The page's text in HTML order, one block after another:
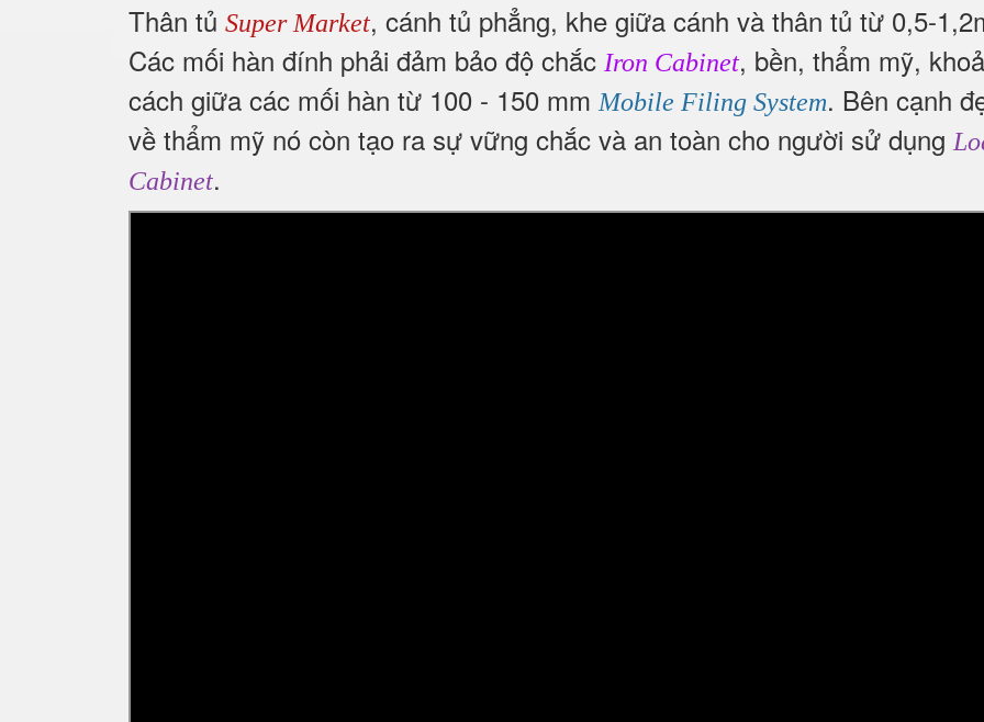
Thân tủ Super Market, cánh tủ phẳng, khe giữa cánh và thân tủ từ 0,5-
Các mối hàn đính phải đảm bảo độ chắc Iron Cabinet, bền, thẩm mỹ,
cách giữa các mối hàn từ 100 - 150 mmMobile Filing System. Bên cạnh
về thẩm mỹ nó còn tạo ra sự vững chắc và an toàn cho người sử dụng
Cabinet.